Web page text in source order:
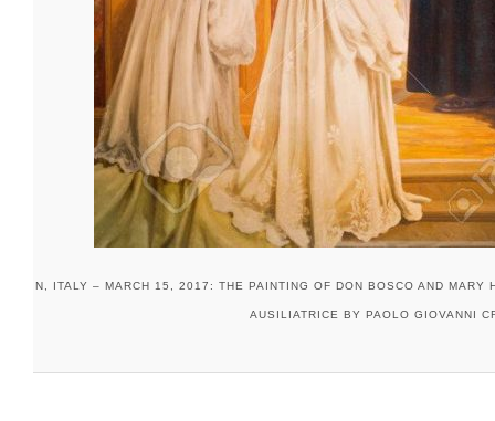
TURIN, ITALY – MARCH 15, 2017: THE PAINTING OF DON BOSCO AND
AUSILIATRICE BY PAOLO GIOVANNI